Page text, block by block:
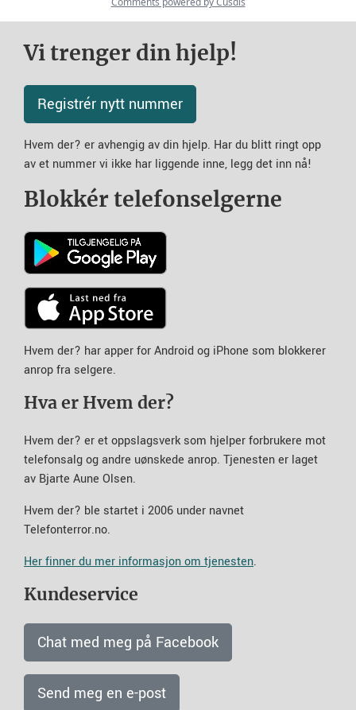
Vi trenger din hjelp!
Registrér nytt nummer
Hvem der? er avhengig av din hjelp. Har du blitt ringt opp
av et nummer vi ikke har liggende inne, legg det inn nå!
Blokkér telefonselgerne
Hvem der? har apper for Android og iPhone som blokkerer
anrop fra selgere.
Hva er Hvem der?
Hvem der? er et oppslagsverk som hjelper forbrukere mot
telefonsalg og andre uønskede anrop. Tjenesten er laget
av Bjarte Aune Olsen.
Hvem der? ble startet i 2006 under navnet
Telefonterror.no.
Her finner du mer informasjon om tjenesten.
Kundeservice
Chat med meg på Facebook
Send meg en e-post